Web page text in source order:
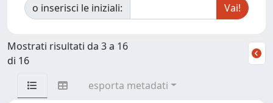
o inserisci le iniziali:
Mostrati risultati da 3 a 16
di 16
esporta metadati